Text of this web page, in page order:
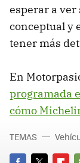
esperar a ver
conceptual y
tener más
En
programada
cómo
TEMAS